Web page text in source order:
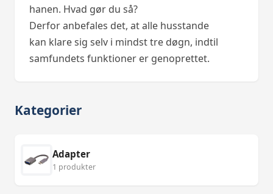
hanen. Hvad gør du så?
Derfor anbefales det, at alle husstande
kan klare sig selv i mindst tre døgn, indtil
samfundets funktioner er genoprettet.
Kategorier
Adapter
1 produkter